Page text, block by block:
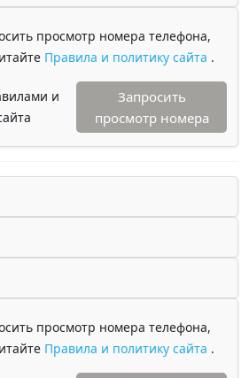
просмотр номера телефона,
Правила и политику сайта .
и
Запросить
просмотр номера
просмотр номера телефона,
Правила и политику сайта .